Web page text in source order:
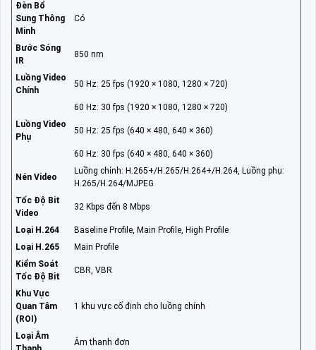
Đèn Bổ
Sung Thông
Minh
Có
Bước Sóng
IR
850 nm
Luồng Video
Chính
50 Hz: 25 fps (1920 × 1080, 1280 × 720)
60 Hz: 30 fps (1920 × 1080, 1280 × 720)
Luồng Video
Phụ
50 Hz: 25 fps (640 × 480, 640 × 360)
60 Hz: 30 fps (640 × 480, 640 × 360)
Nén Video
Luồng chính: H.265+/H.265/H.264+/H.264, Luồng phụ:
H.265/H.264/MJPEG
Tốc Độ Bit
Video
32 Kbps đến 8 Mbps
Loại H.264
Baseline Profile, Main Profile, High Profile
Loại H.265
Main Profile
Kiểm Soát
Tốc Độ Bit
CBR, VBR
Khu Vực
Quan Tâm
(ROI)
1 khu vực cố định cho luồng chính
Loại Âm
Âm thanh đơn